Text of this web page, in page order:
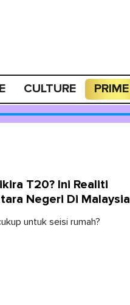
CULTURE PRIME
T20? Ini Realiti
Negeri Di Malaysia
untuk seisi rumah?